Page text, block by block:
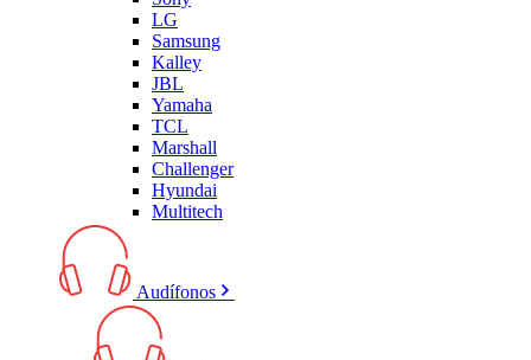
LG
Samsung
Kalley
JBL
Yamaha
TCL
Marshall
Challenger
Hyundai
Multitech
Audífonos